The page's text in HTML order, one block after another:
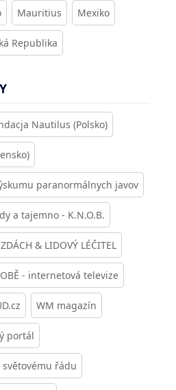
Mauritius Mexiko
Republika
Nautilus (Polsko)
paranormálnych javov
a tajemno - K.N.O.B.
& LIDOVÝ LÉČITEL
- internetová televize
WM magazín
portál
řádu